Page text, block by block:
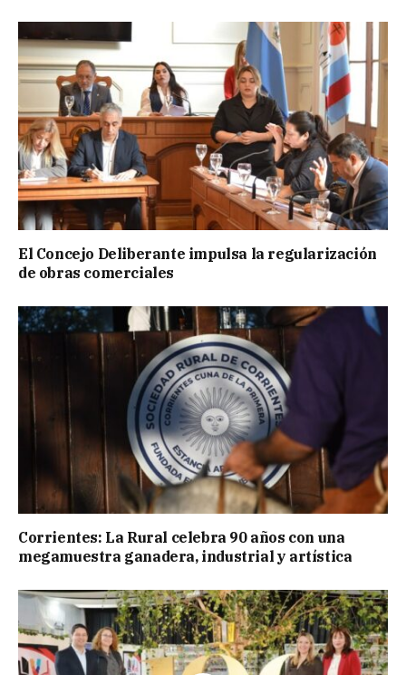
El Concejo Deliberante impulsa la regularización
de obras comerciales
Corrientes: La Rural celebra 90 años con una
megamuestra ganadera, industrial y artística